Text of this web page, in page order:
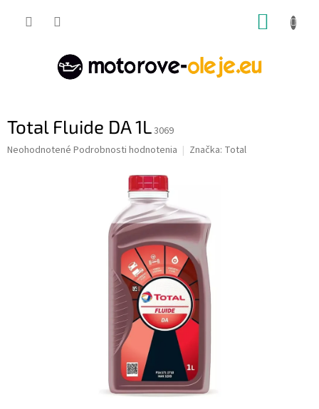
Total Fluide DA 1L3069
Priemerné
Neohodnotené Podrobnosti hodnotenia Značka: Total